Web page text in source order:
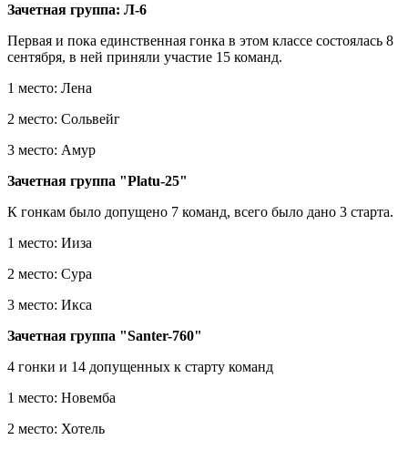
Зачетная группа: Л-6
Первая и пока единственная гонка в этом классе состоялась 8
сентября, в ней приняли участие 15 команд.
1 место: Лена
2 место: Сольвейг
3 место: Амур
Зачетная группа "Platu-25"
К гонкам было допущено 7 команд, всего было дано 3 старта.
1 место: Ииза
2 место: Сура
3 место: Икса
Зачетная группа "Santer-760"
4 гонки и 14 допущенных к старту команд
1 место: Новемба
2 место: Хотель